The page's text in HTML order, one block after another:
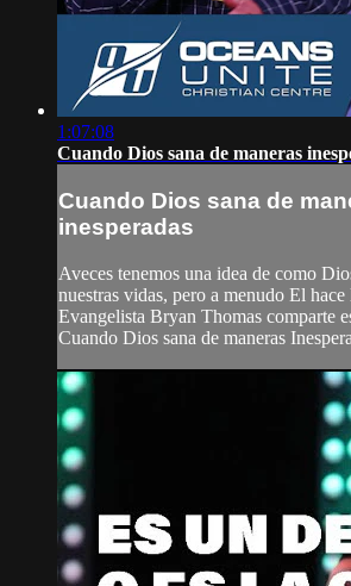
1:07:08
Cuando Dios sana de maneras
Cuando Dios sana de
inesperadas
Aveces tenemos una idea de como
nuestras vidas, pero a menudo El
Evangelista Bryan Thomas comparte
Cuando Dios sana de maneras